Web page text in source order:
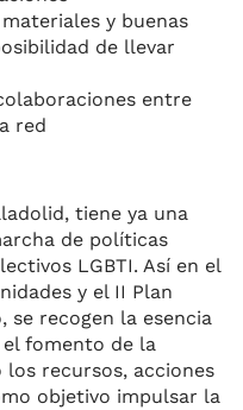
y buenas
de llevar
entre
red
tiene ya una
de políticas
LGBTI. Así en el
y el II Plan
se recogen la esencia
fomento de la
los recursos, acciones
objetivo impulsar la